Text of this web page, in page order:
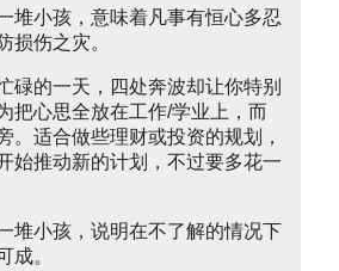
堆小孩，意味着凡事有恒心多忍
损伤之灾。
碌的一天，四处奔波却让你特别
把心思全放在工作/学业上，而
。适合做些理财或投资的规划，
始推动新的计划，不过要多花一
堆小孩，说明在不了解的情况下
成。